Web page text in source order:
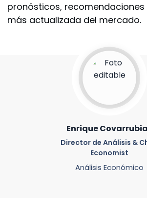
pronósticos,
más actualizada del mercado.
Enrique
Director de Análisis &
Economist
Análisis Económico